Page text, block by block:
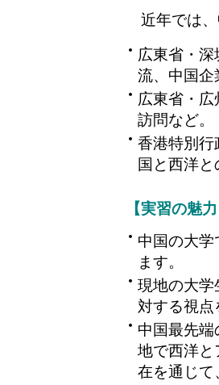
近年では、
広東省・
流、中国企
広東省・
訪問など。
香港特別行
国と西洋
【実習の魅
中国の大
ます。
現地の大学
対する視
中国最先
地で西洋と
在を通じて